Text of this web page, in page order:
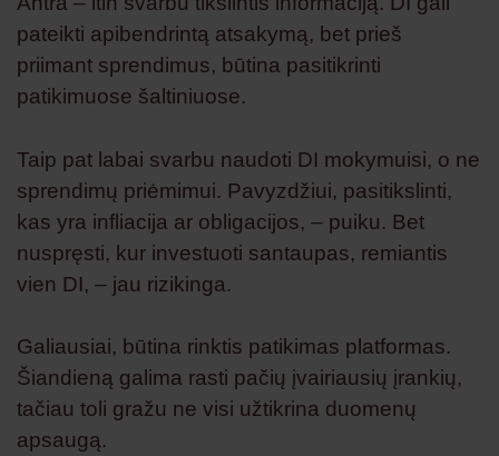
pateikti apibendrintą atsakymą, bet prieš
priimant sprendimus, būtina pasitikrinti
patikimuose šaltiniuose.
Taip pat labai svarbu naudoti DI mokymuisi, o ne
sprendimų priėmimui. Pavyzdžiui, pasitikslinti,
kas yra infliacija ar obligacijos, – puiku. Bet
nuspręsti, kur investuoti santaupas, remiantis
vien DI, – jau rizikinga.
Galiausiai, būtina rinktis patikimas platformas.
Šiandieną galima rasti pačių įvairiausių įrankių,
tačiau toli gražu ne visi užtikrina duomenų
apsaugą.